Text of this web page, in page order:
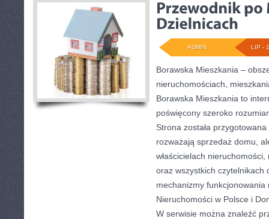
LIP -
ADMIN
Borawska Mieszkania –
nieruchomościach,
Borawska Mieszkania to
poświęcony szeroko
Strona została
rozważają sprzedaż domu,
właścicielach
oraz wszystkich czytelnikach
mechanizmy
Nieruchomości w Polsce i
W serwisie można znaleźć